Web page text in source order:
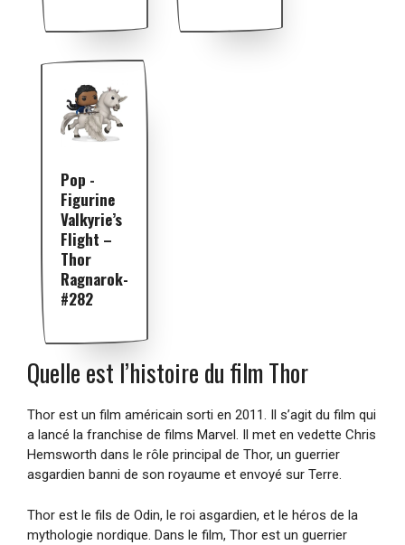
Pop -
Figurine
Valkyrie’s
Flight –
Thor
Ragnarok-
#282
Quelle est l’histoire du film Thor
Thor est un film américain sorti en 2011. Il s’agit du film qui
a lancé la franchise de films Marvel. Il met en vedette Chris
Hemsworth dans le rôle principal de Thor, un guerrier
asgardien banni de son royaume et envoyé sur Terre.
Thor est le fils de Odin, le roi asgardien, et le héros de la
mythologie nordique. Dans le film, Thor est un guerrier